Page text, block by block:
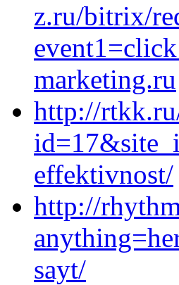
z.ru/bitrix/
marketing.ru
http://
effektivnost/
http://
sayt/